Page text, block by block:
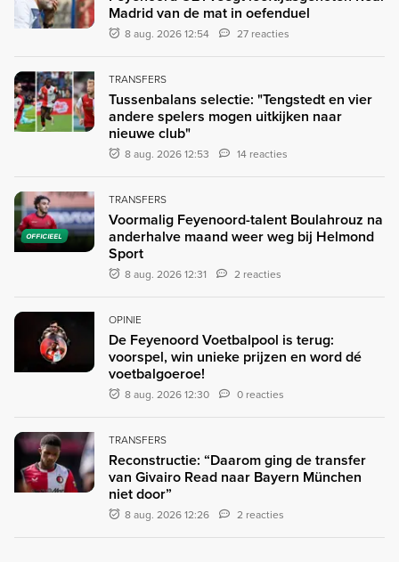
Madrid van de mat in oefenduel
8 aug. 2026 12:54 27 reacties
TRANSFERS
Tussenbalans selectie: "Tengstedt en vier
andere spelers mogen uitkijken naar
nieuwe club"
8 aug. 2026 12:53 14 reacties
OFFICIEEL
TRANSFERS
Voormalig Feyenoord-talent Boulahrouz na
anderhalve maand weer weg bij Helmond
Sport
8 aug. 2026 12:31 2 reacties
OPINIE
De Feyenoord Voetbalpool is terug:
voorspel, win unieke prijzen en word dé
voetbalgoeroe!
8 aug. 2026 12:30 0 reacties
TRANSFERS
Reconstructie: “Daarom ging de transfer
van Givairo Read naar Bayern München
niet door”
8 aug. 2026 12:26 2 reacties